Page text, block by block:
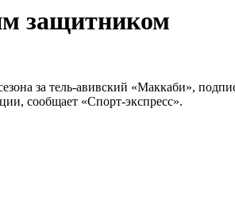
защитником
за тель-авивский «Маккаби»,
сообщает «Спорт-экспресс».